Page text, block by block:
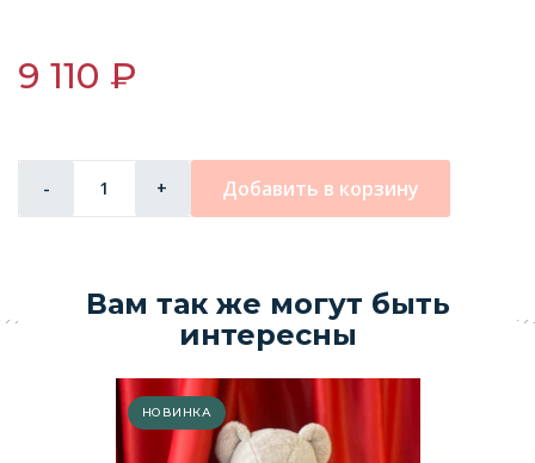
9 110 ₽
- + Добавить в корзину
Вам так же могут быть
интересны
НОВИНКА